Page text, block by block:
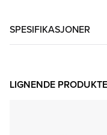
SPESIFIKASJONER
LIGNENDE